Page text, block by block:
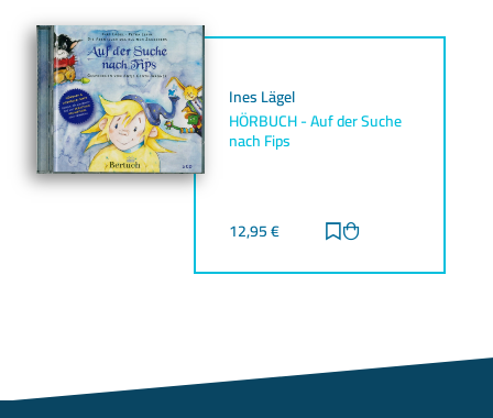
Ines Lägel
HÖRBUCH - Auf der Suche
nach Fips
12,95€ Zur Merkliste